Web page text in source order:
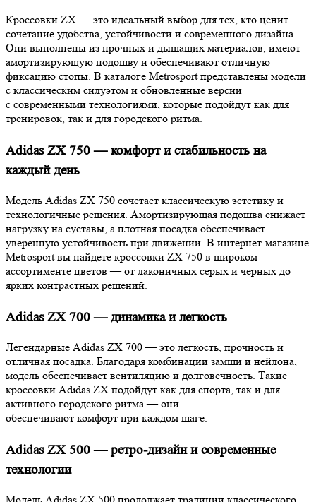
Кроссовки ZX — это идеальный выбор для тех, кто ценит
сочетание удобства, устойчивости и современного дизайна.
Они выполнены из прочных и дышащих материалов, имеют
амортизирующую подошву и обеспечивают отличную
фиксацию стопы. В каталоге Metrosport представлены модели
с классическим силуэтом и обновленные версии
с современными технологиями, которые подойдут как для
тренировок, так и для городского ритма.
Adidas ZX 750 — комфорт и стабильность на
каждый день
Модель Adidas ZX 750 сочетает классическую эстетику и
технологичные решения. Амортизирующая подошва снижает
нагрузку на суставы, а плотная посадка обеспечивает
уверенную устойчивость при движении. В интернет-магазине
Metrosport вы найдете кроссовки ZX 750 в широком
ассортименте цветов — от лаконичных серых и черных до
ярких контрастных решений.
Adidas ZX 700 — динамика и легкость
Легендарные Adidas ZX 700 — это легкость, прочность и
отличная посадка. Благодаря комбинации замши и нейлона,
модель обеспечивает вентиляцию и долговечность. Такие
кроссовки Adidas ZX подойдут как для спорта, так и для
активного городского ритма — они
обеспечивают комфорт при каждом шаге.
Adidas ZX 500 — ретро-дизайн и современные
технологии